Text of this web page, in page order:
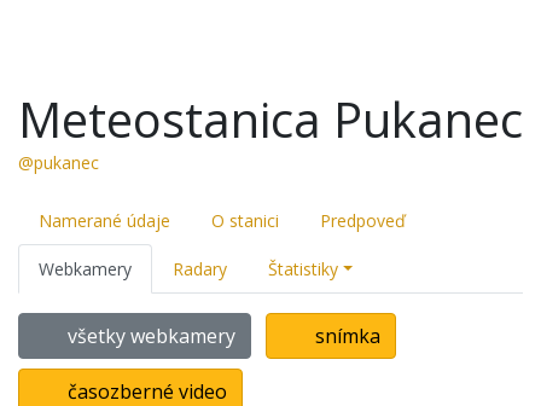
Meteostanica Pukanec
@pukanec
Namerané údaje O stanici Predpoveď
Webkamery Radary Štatistiky
všetky webkamery snímka
časozberné video